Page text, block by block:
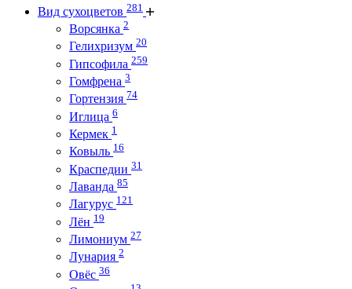
Вид сухоцветов 281
Ворсянка 2
Гелихризум 20
Гипсофила 259
Гомфрена 3
Гортензия 74
Иглица 6
Кермек 1
Ковыль 16
Краспедии 31
Лаванда 85
Лагурус 121
Лён 19
Лимониум 27
Лунария 2
Овёс 36